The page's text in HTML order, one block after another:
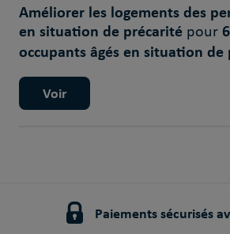
Améliorer les logements des
en situation de précarité pour
occupants âgés en situation de
Voir
Paiements sécurisés